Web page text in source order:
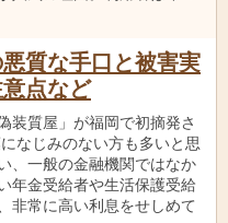
質な手口と被害実
点など
装質屋」が福岡で初摘発さ
なじみのない方も多いと思
、一般の金融機関ではなか
年金受給者や生活保護受給
非常に高い利息をせしめて